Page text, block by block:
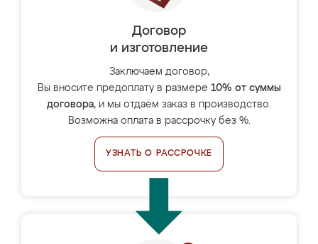
Договор
и изготовление
Заключаем договор,
Вы вносите предоплату в размере 10% от суммы
договора, и мы отдаём заказ в производство.
Возможна оплата в рассрочку без %.
УЗНАТЬ О РАССРОЧКЕ